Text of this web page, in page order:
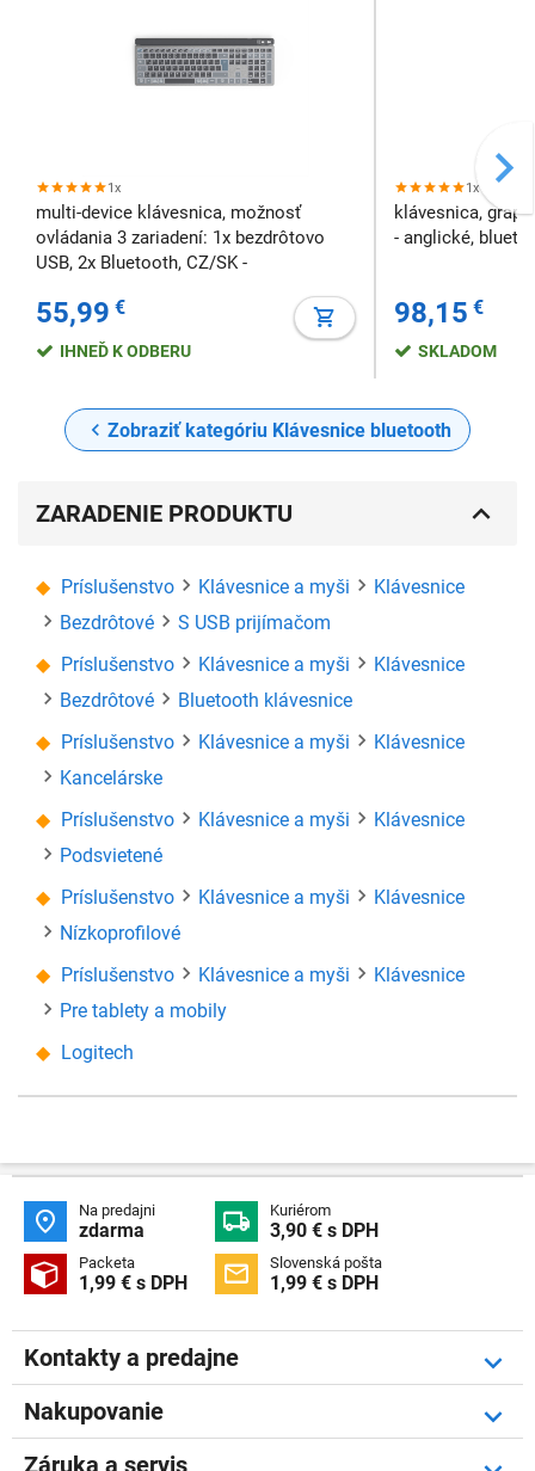
1x
multi-device klávesnica, možnosť
ovládania 3 zariadení: 1x bezdrôtovo
USB, 2x Bluetooth, CZ/SK -
klik (silent click), čierno-šedá
55,99 €
IHNEĎ K ODBERU
1x
klávesnica,
- anglické,
98,15 €
SKLADOM
Zobraziť kategóriu Klávesnice bluetooth
ZARADENIE PRODUKTU
Príslušenstvo Klávesnice a myši
Klávesnice
Bezdrôtové
S USB prijímačom
Príslušenstvo
Klávesnice a myši
Klávesnice
Bezdrôtové
Bluetooth klávesnice
Príslušenstvo
Klávesnice a myši
Klávesnice
Kancelárske
Príslušenstvo
Klávesnice a myši
Klávesnice
Podsvietené
Príslušenstvo
Klávesnice a myši
Klávesnice
Nízkoprofilové
Príslušenstvo
Klávesnice a myši
Klávesnice
Pre tablety a mobily
Logitech
 Na predajni
zdarma  Kuriérom
3,90 € s DPH
 Packeta
1,99 € s DPH  Slovenská pošta
1,99 € s DPH
Kontakty a predajne
Nakupovanie
Záruka a servis